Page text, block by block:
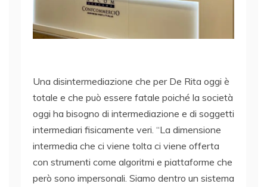
Una disintermediazione che per De Rita oggi è
totale e che può essere fatale poiché la società
oggi ha bisogno di intermediazione e di soggetti
intermediari fisicamente veri. “La dimensione
intermedia che ci viene tolta ci viene offerta
con strumenti come algoritmi e piattaforme che
però sono impersonali. Siamo dentro un sistema